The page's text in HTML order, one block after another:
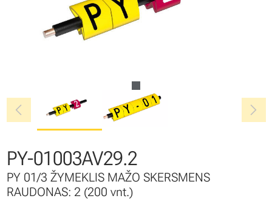
chevron_left chevron_right
PY-01003AV29.2
PY 01/3 ŽYMEKLIS MAŽO SKERSMENS
RAUDONAS: 2 (200 vnt.)